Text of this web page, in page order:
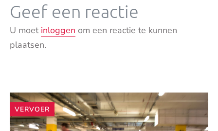
Geef een reactie
U moet inloggen om een reactie te kunnen
plaatsen.
Andere
artikelen
VERVOER